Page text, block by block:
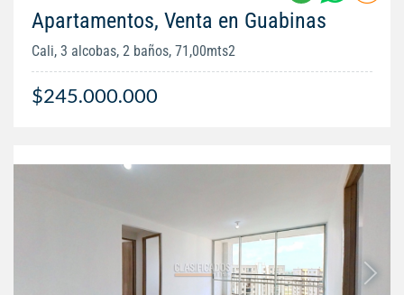
Apartamentos, Venta en Guabinas
Cali, 3 alcobas, 2 baños, 71,00mts2
$245.000.000